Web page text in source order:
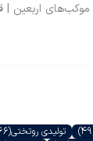
موکب‌های اربعین
تولیدی روتختی(66)